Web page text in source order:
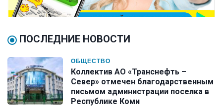
ПОСЛЕДНИЕ НОВОСТИ
ОБЩЕСТВО
Коллектив АО «Транснефть –
Север» отмечен благодарственным
письмом администрации поселка в
Республике Коми